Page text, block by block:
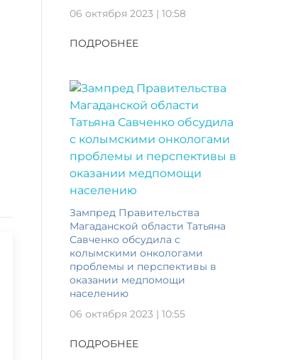
06 октября 2023 | 10:58
ПОДРОБНЕЕ
Зампред Правительства
Магаданской области Татьяна
Савченко обсудила с
колымскими онкологами
проблемы и перспективы в
оказании медпомощи
населению
06 октября 2023 | 10:55
ПОДРОБНЕЕ